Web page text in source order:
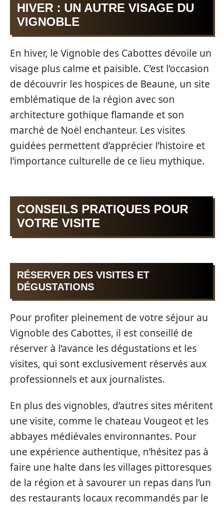
HIVER : UN AUTRE VISAGE DU
VIGNOBLE
En hiver, le Vignoble des Cabottes dévoile un
visage plus calme et paisible. C’est l’occasion
de découvrir les hospices de Beaune, un site
emblématique de la région avec son
architecture gothique flamande et son
marché de Noël enchanteur. Les visites
guidées permettent d’apprécier l’histoire et
l’importance culturelle de ce lieu mythique.
CONSEILS PRATIQUES POUR
VOTRE VISITE
RÉSERVER DES VISITES ET
DÉGUSTATIONS
Pour profiter pleinement de votre séjour au
Vignoble des Cabottes, il est conseillé de
réserver à l’avance les dégustations et les
visites, qui sont exclusivement réservés aux
professionnels et aux journalistes.
En plus des vignobles, d’autres sites méritent
une visite, comme le chateau Vougeot et les
abbayes médiévales environnantes. Pour
une expérience authentique, n’hésitez pas à
faire une halte dans les villages pittoresques
de la région et à savourer un repas dans l’un
des restaurants locaux recommandés par le